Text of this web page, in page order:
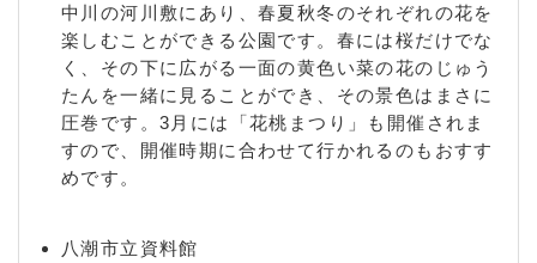
中川の河川敷にあり、春夏秋冬のそれぞれの花を
楽しむことができる公園です。春には桜だけでな
く、その下に広がる一面の黄色い菜の花のじゅう
たんを一緒に見ることができ、その景色はまさに
圧巻です。3月には「花桃まつり」も開催されま
すので、開催時期に合わせて行かれるのもおすす
めです。
八潮市立資料館